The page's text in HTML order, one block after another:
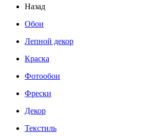
Назад
Обои
Лепной декор
Краска
Фотообои
Фрески
Декор
Текстиль